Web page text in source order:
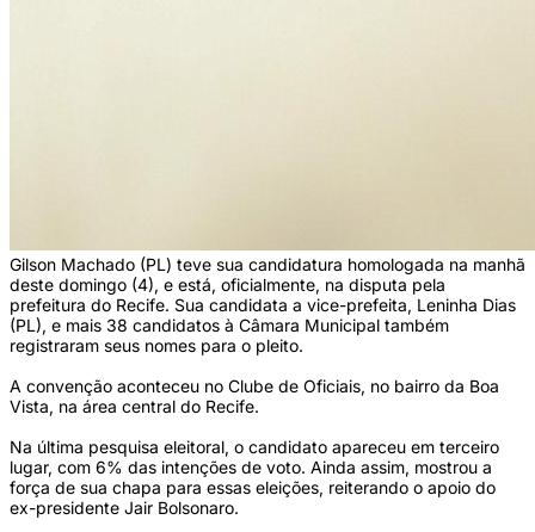
Gilson Machado (PL) teve sua candidatura homologada na manhã
deste domingo (4), e está, oficialmente, na disputa pela
prefeitura do Recife. Sua candidata a vice-prefeita, Leninha Dias
(PL), e mais 38 candidatos à Câmara Municipal também
registraram seus nomes para o pleito.
A convenção aconteceu no Clube de Oficiais, no bairro da Boa
Vista, na área central do Recife.
Na última pesquisa eleitoral, o candidato apareceu em terceiro
lugar, com 6% das intenções de voto. Ainda assim, mostrou a
força de sua chapa para essas eleições, reiterando o apoio do
ex-presidente Jair Bolsonaro.